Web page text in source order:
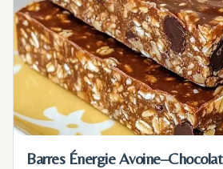
Barres Énergie Avoine–Chocolat